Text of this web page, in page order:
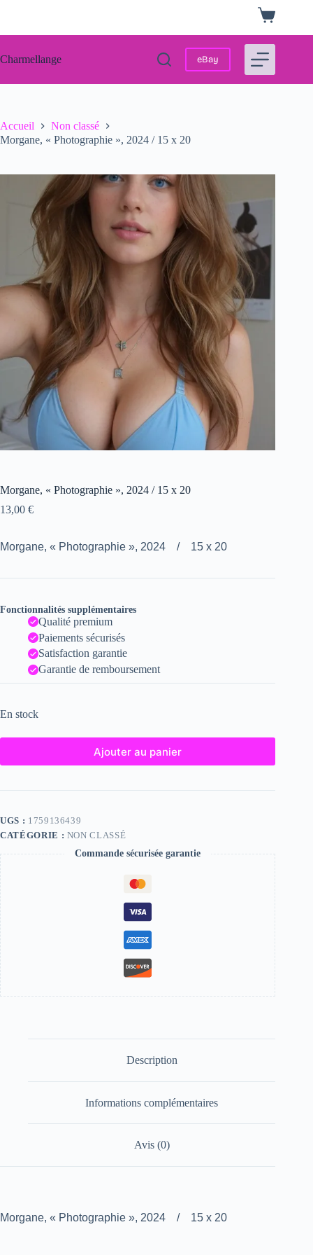
Panier
d’achat
Charmellange eBay
Accueil
Non classé
Morgane, « Photographie », 2024 / 15 x 20
Morgane, « Photographie », 2024 / 15 x 20
13,00 €
Morgane, « Photographie », 2024 / 15 x 20
Fonctionnalités supplémentaires
Qualité premium
Paiements sécurisés
Satisfaction garantie
Garantie de remboursement
En stock
Ajouter au panier
UGS : 1759136439
CATÉGORIE : NON CLASSÉ
Commande sécurisée garantie
Description
Informations complémentaires
Avis (0)
Morgane, « Photographie », 2024 / 15 x 20